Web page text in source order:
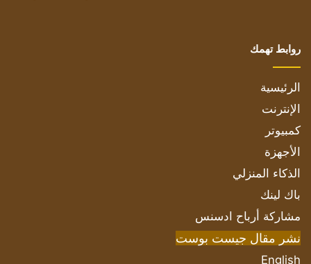
روابط تهمك
الرئيسية
الإنترنت
كمبيوتر
الأجهزة
الذكاء المنزلي
باك لينك
مشاركة أرباح ادسنس
نشر مقال جيست بوست
English